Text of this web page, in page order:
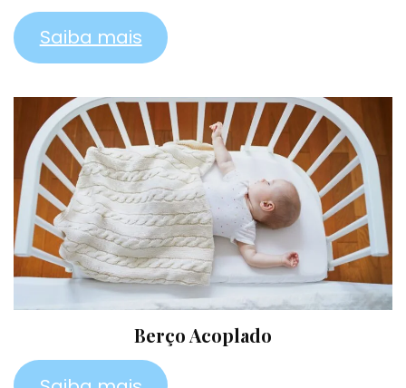
Saiba mais
Berço Acoplado